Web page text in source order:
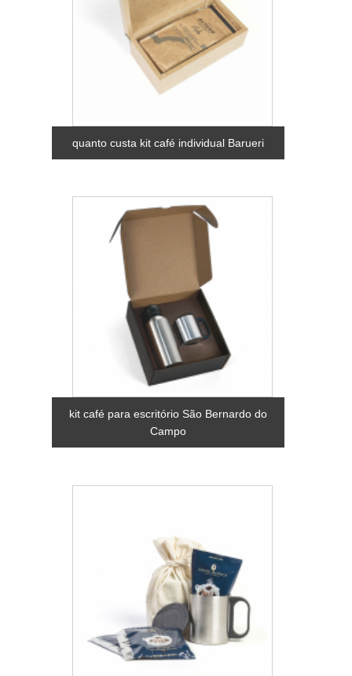
quanto custa kit café individual Barueri
kit café para escritório São Bernardo do
Campo